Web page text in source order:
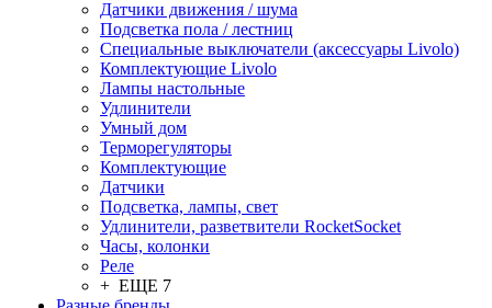
Датчики движения / шума
Подсветка пола / лестниц
Специальные выключатели (аксессуары Livolo)
Комплектующие Livolo
Лампы настольные
Удлинители
Умный дом
Терморегуляторы
Комплектующие
Датчики
Подсветка, лампы, свет
Удлинители, разветвители RocketSocket
Часы, колонки
Реле
+ ЕЩЕ 7